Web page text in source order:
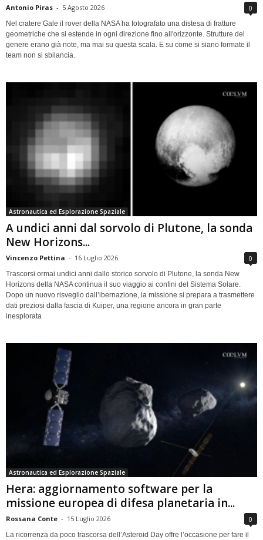
Antonio Piras - 5 Agosto 2026 0
Nel cratere Gale il rover della NASA ha fotografato una distesa di fratture
geometriche che si estende in ogni direzione fino all'orizzonte. Strutture del
genere erano già note, ma mai su questa scala. E su come si siano formate il
team non si sbilancia.
Astronautica ed Esplorazione Spaziale
A undici anni dal sorvolo di Plutone, la sonda
New Horizons...
Vincenzo Pettina - 16 Luglio 2026 0
Trascorsi ormai undici anni dallo storico sorvolo di Plutone, la sonda New
Horizons della NASA continua il suo viaggio ai confini del Sistema Solare.
Dopo un nuovo risveglio dall’ibernazione, la missione si prepara a trasmettere
dati preziosi dalla fascia di Kuiper, una regione ancora in gran parte
inesplorata
Astronautica ed Esplorazione Spaziale
Hera: aggiornamento software per la
missione europea di difesa planetaria in...
Rossana Conte - 15 Luglio 2026 0
La ricorrenza da poco trascorsa dell’Asteroid Day offre l’occasione per fare il